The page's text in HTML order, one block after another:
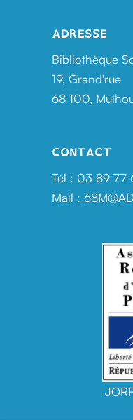
ADRESSE
Bibliothèque
19, Grand'rue
68 100,
CONTACT
Tél : 03 89 77
Mail :